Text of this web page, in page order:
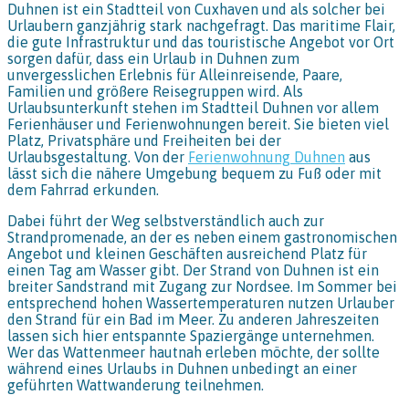
Duhnen ist ein Stadtteil von Cuxhaven und als solcher bei
Urlaubern ganzjährig stark nachgefragt. Das maritime Flair,
die gute Infrastruktur und das touristische Angebot vor Ort
sorgen dafür, dass ein Urlaub in Duhnen zum
unvergesslichen Erlebnis für Alleinreisende, Paare,
Familien und größere Reisegruppen wird. Als
Urlaubsunterkunft stehen im Stadtteil Duhnen vor allem
Ferienhäuser und Ferienwohnungen bereit. Sie bieten viel
Platz, Privatsphäre und Freiheiten bei der
Urlaubsgestaltung. Von der Ferienwohnung Duhnen aus
lässt sich die nähere Umgebung bequem zu Fuß oder mit
dem Fahrrad erkunden.
Dabei führt der Weg selbstverständlich auch zur
Strandpromenade, an der es neben einem gastronomischen
Angebot und kleinen Geschäften ausreichend Platz für
einen Tag am Wasser gibt. Der Strand von Duhnen ist ein
breiter Sandstrand mit Zugang zur Nordsee. Im Sommer bei
entsprechend hohen Wassertemperaturen nutzen Urlauber
den Strand für ein Bad im Meer. Zu anderen Jahreszeiten
lassen sich hier entspannte Spaziergänge unternehmen.
Wer das Wattenmeer hautnah erleben möchte, der sollte
während eines Urlaubs in Duhnen unbedingt an einer
geführten Wattwanderung teilnehmen.